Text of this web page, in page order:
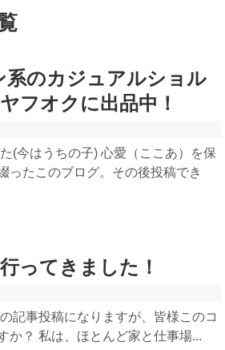
のカジュアルショル
フオクに出品中！
(今はうちの子) 心愛（ここあ）を保
ったこのブログ。その後投稿でき
ってきました！
記事投稿になりますが、皆様このコ
か？ 私は、ほとんど家と仕事場...